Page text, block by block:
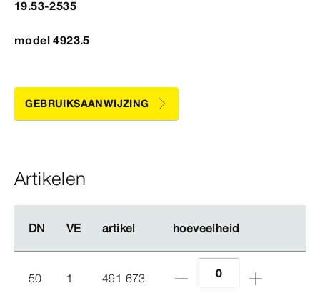
19.53‑2535
model 4923.5
GEBRUIKSAANWIJZING
Artikelen
DN VE artikel hoeveelheid
DN VE artikel hoeveelheid
50 1 491 673